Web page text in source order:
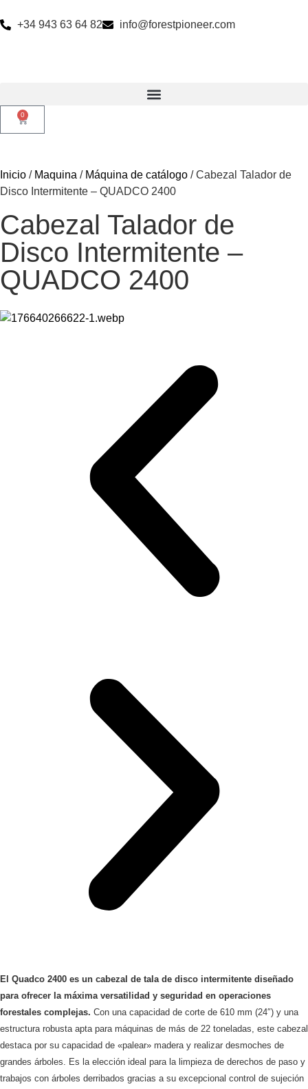
+34 943 63 64 82 info@forestpioneer.com
0
Inicio / Maquina / Máquina de catálogo / Cabezal Talador de
Disco Intermitente – QUADCO 2400
Cabezal Talador de
Disco Intermitente –
QUADCO 2400
El Quadco 2400 es un cabezal de tala de disco intermitente diseñado
para ofrecer la máxima versatilidad y seguridad en operaciones
forestales complejas. Con una capacidad de corte de 610 mm (24″) y una
estructura robusta apta para máquinas de más de 22 toneladas, este cabezal
destaca por su capacidad de «palear» madera y realizar desmoches de
grandes árboles. Es la elección ideal para la limpieza de derechos de paso y
trabajos con árboles derribados gracias a su excepcional control de sujeción